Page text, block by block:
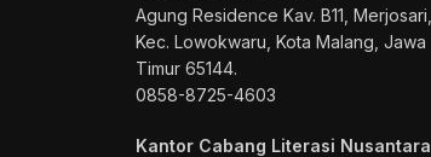
Agung Residence Kav. B11, Merjosari,
Kec. Lowokwaru, Kota Malang, Jawa
Timur 65144.
0858-8725-4603
Kantor Cabang Literasi Nusantara